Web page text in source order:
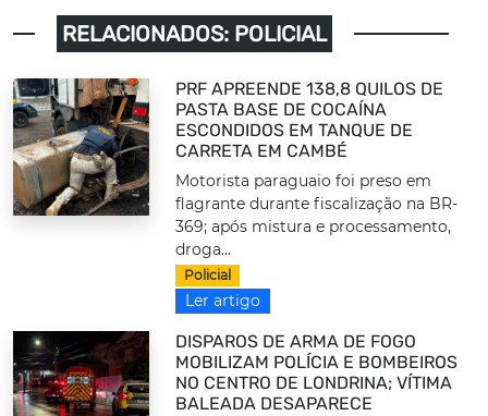
RELACIONADOS: POLICIAL
PRF APREENDE 138,8 QUILOS DE
PASTA BASE DE COCAÍNA
ESCONDIDOS EM TANQUE DE
CARRETA EM CAMBÉ
Motorista paraguaio foi preso em
flagrante durante fiscalização na BR-
369; após mistura e processamento,
droga...
Policial
Ler artigo
DISPAROS DE ARMA DE FOGO
MOBILIZAM POLÍCIA E BOMBEIROS
NO CENTRO DE LONDRINA; VÍTIMA
BALEADA DESAPARECE